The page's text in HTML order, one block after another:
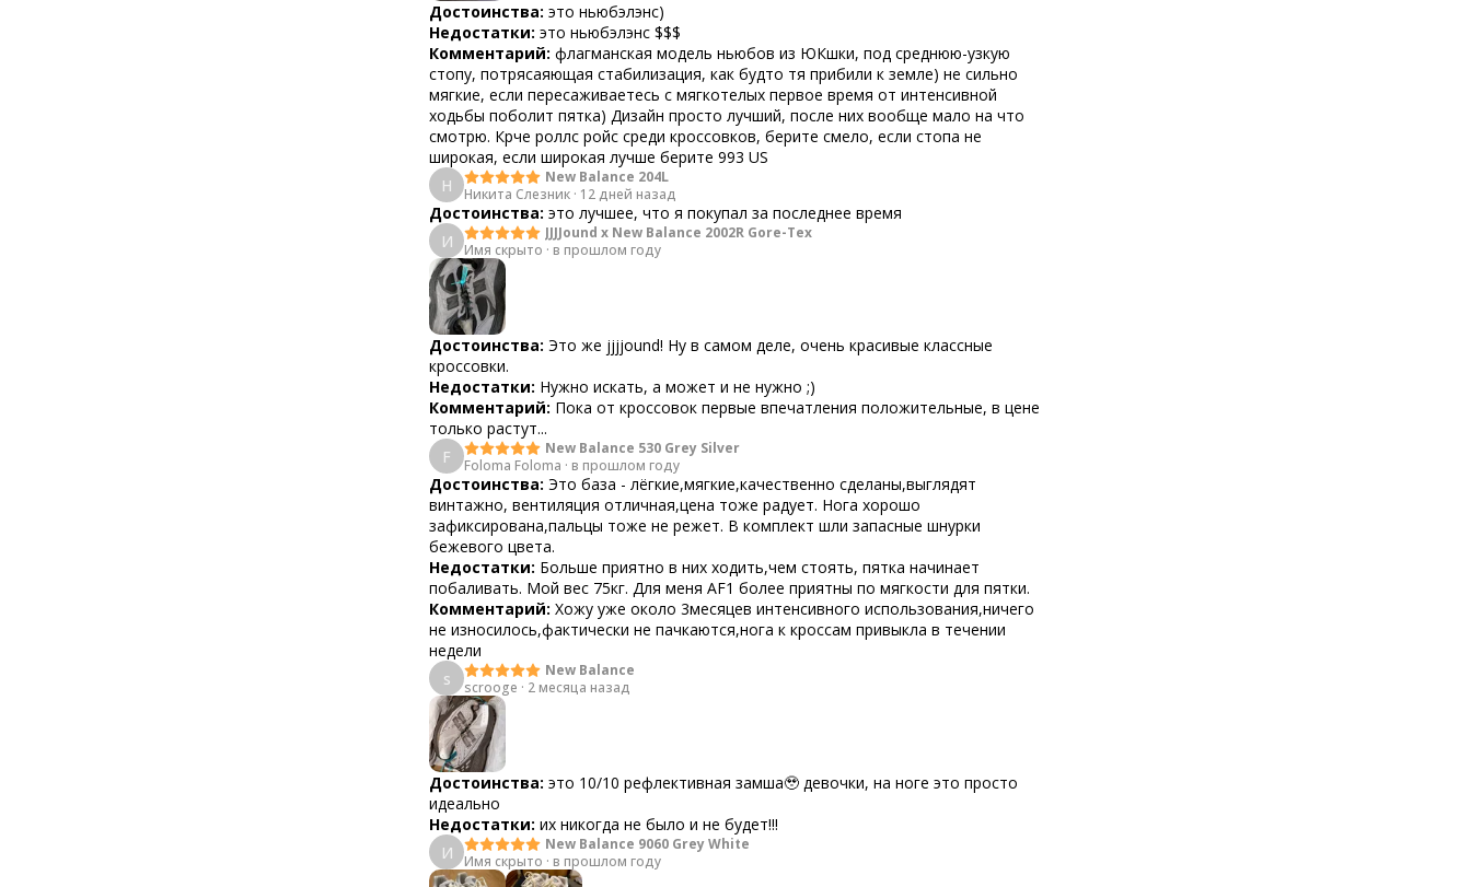
Достоинства: это ньюбэлэнс)
Недостатки: это ньюбэлэнс $$$
Комментарий: флагманская модель ньюбов из ЮКшки, под среднюю-узкую
стопу, потрясаяющая стабилизация, как будто тя прибили к земле) не сильно
мягкие, если пересаживаетесь с мягкотелых первое время от интенсивной
ходьбы поболит пятка) Дизайн просто лучший, после них вообще мало на что
смотрю. Крче роллс ройс среди кроссовков, берите смело, если стопа не
широкая, если широкая лучше берите 993 US
Н
New Balance 204L
Никита Слезник · 12 дней назад
Достоинства: это лучшее, что я покупал за последнее время
И
JJJJound x New Balance 2002R Gore-Tex
Имя скрыто · в прошлом году
Достоинства: Это же jjjjound! Ну в самом деле, очень красивые классные
кроссовки.
Недостатки: Нужно искать, а может и не нужно ;)
Комментарий: Пока от кроссовок первые впечатления положительные, в цене
только растут...
F
New Balance 530 Grey Silver
Foloma Foloma · в прошлом году
Достоинства: Это база - лёгкие,мягкие,качественно сделаны,выглядят
винтажно, вентиляция отличная,цена тоже радует. Нога хорошо
зафиксирована,пальцы тоже не режет. В комплект шли запасные шнурки
бежевого цвета.
Недостатки: Больше приятно в них ходить,чем стоять, пятка начинает
побаливать. Мой вес 75кг. Для меня AF1 более приятны по мягкости для пятки.
Комментарий: Хожу уже около 3месяцев интенсивного использования,ничего
не износилось,фактически не пачкаются,нога к кроссам привыкла в течении
недели
s
New Balance
scrooge · 2 месяца назад
Достоинства: это 10/10 рефлективная замша🥹 девочки, на ноге это просто
идеально
Недостатки: их никогда не было и не будет!!!
И
New Balance 9060 Grey White
Имя скрыто · в прошлом году